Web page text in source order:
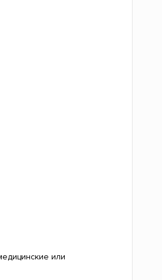
или